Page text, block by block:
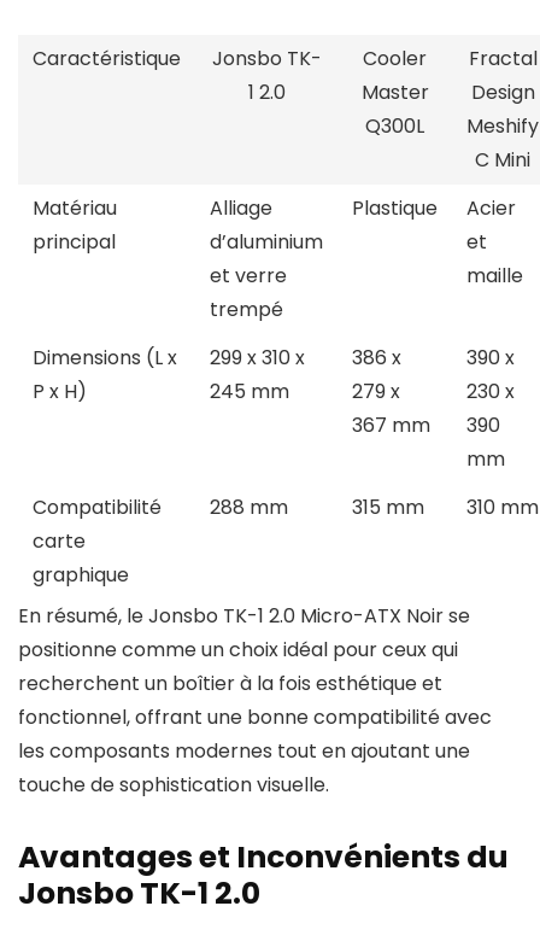
Caractéristique
Jonsbo TK-
1 2.0
Cooler
Master
Q300L
Fractal
Design
Meshify
C Mini
Matériau
principal
Alliage
d’aluminium
et verre
trempé
Plastique
Acier
et
maille
Dimensions (L x
P x H)
299 x 310 x
245 mm
386 x
279 x
367 mm
390 x
230 x
390
mm
Compatibilité
carte
graphique
288 mm 315 mm 310 mm
En résumé, le Jonsbo TK-1 2.0 Micro-ATX Noir se
positionne comme un choix idéal pour ceux qui
recherchent un boîtier à la fois esthétique et
fonctionnel, offrant une bonne compatibilité avec
les composants modernes tout en ajoutant une
touche de sophistication visuelle.
Avantages et Inconvénients du
Jonsbo TK-1 2.0